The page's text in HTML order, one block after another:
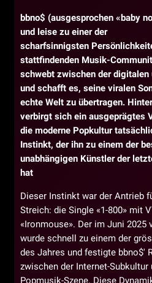
bbno$ (ausgesprochen «baby
und leise zu einer der
scharfsinnigsten
stattfindenden Musik-
schwebt zwischen der digitalen
und schafft es, seine viralen
echte Welt zu übertragen.
verbirgt sich ein ausgeprägtes
die moderne Popkultur
Instinkt, der ihn zu einem der
unabhängigen Künstler der
hat
Dieser Instinkt war der Antrieb
Streich: die Single «1-800» mit
«Ironmouse». Der im Juni
wurde schnell zu einem der
des Jahres und festigte bbno$'
zwischen der Internet-Subkultur
Popmusik-Szene. Diese